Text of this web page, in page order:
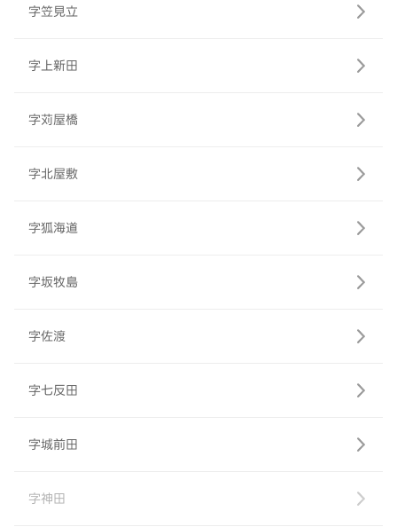
字笠見立
字上新田
字苅屋橋
字北屋敷
字狐海道
字坂牧島
字佐渡
字七反田
字城前田
字神田